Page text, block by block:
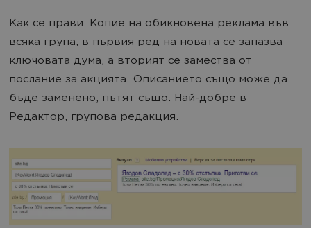
Как се прави. Копие на обикновена реклама във
всяка група, в първия ред на новата се запазва
ключовата дума, а вторият се замества от
послание за акцията. Описанието също може да
бъде заменено, пътят също. Най-добре в
Редактор, групова редакция.